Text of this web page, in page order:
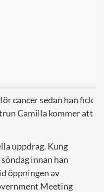
cancer sedan han fick
Camilla kommer att
uppdrag. Kung
innan han
öppningen av
Meeting